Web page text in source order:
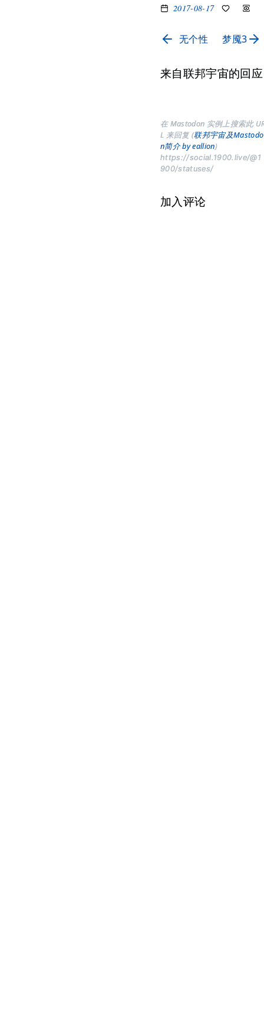
2017-08-17
无个性 梦魇3
来自联邦宇宙的回应
在 Mastodon 实例上搜索此
L 来回复 (联邦宇宙及Mastodo
n简介 by eallion)
https://social.1900.live/@1
900/statuses/
加入评论